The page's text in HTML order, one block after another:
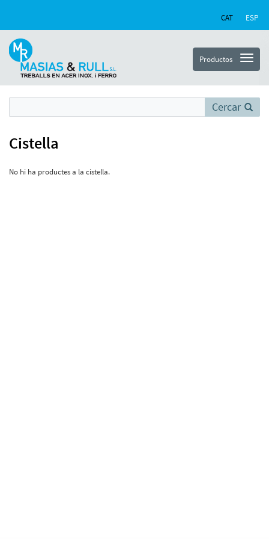
ESP
CAT
Productos
Cercar
Cistella
No hi ha productes a la cistella.